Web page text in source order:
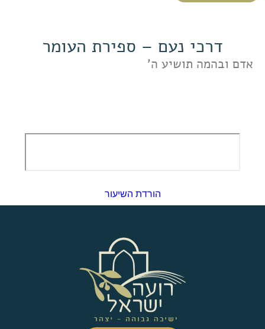
דרכי נעם – ספירת העומר
אדם ובהמה תושיע ה'
הורדת השיעור